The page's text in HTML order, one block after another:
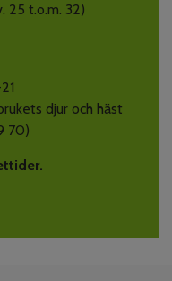
25 t.o.m. 32)
djur och häst
70)